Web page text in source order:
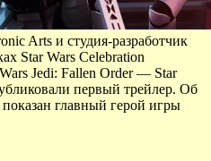
Arts и студия-разработчик
Star Wars Celebration
Jedi: Fallen Order — Star
первый трейлер. Об
главный герой игры